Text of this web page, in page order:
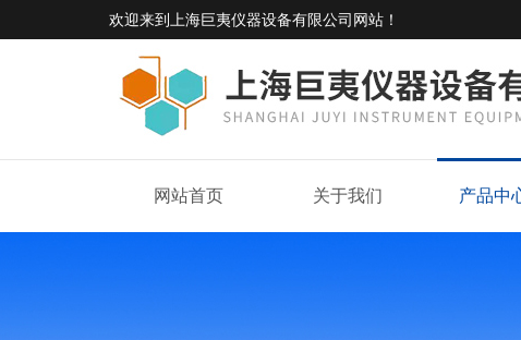
欢迎来到 上海巨夷仪器设备有限公司网站 ！
网站首页 关于我们 产品中